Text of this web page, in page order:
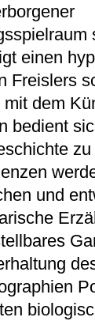
einen
Freislers
mit dem
bedient
und